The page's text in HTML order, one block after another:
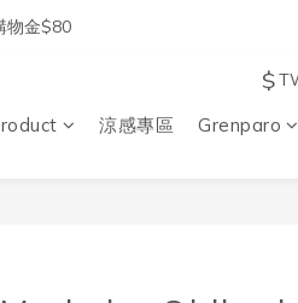
物金$80
$
涼感專區 Grenparo